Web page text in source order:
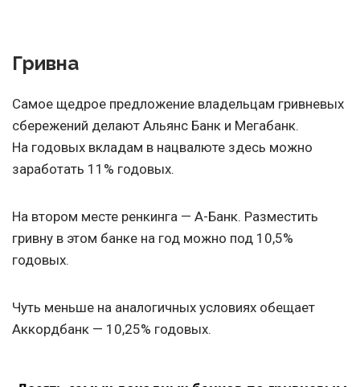
Гривна
Самое щедрое предложение владельцам гривневых
сбережений делают Альянс Банк и Мегабанк.
На годовых вкладам в нацвалюте здесь можно
заработать 11% годовых.
На втором месте ренкинга — А-Банк. Разместить
гривну в этом банке на год можно под 10,5%
годовых.
Чуть меньше на аналогичных условиях обещает
Аккордбанк — 10,25% годовых.